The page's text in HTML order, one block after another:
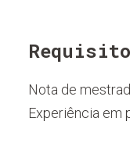
Nota de
Experiência em